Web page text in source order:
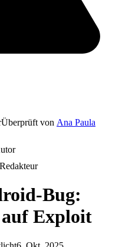
Überprüft von Ana Paula
Redakteur
Bug:
auf Exploit